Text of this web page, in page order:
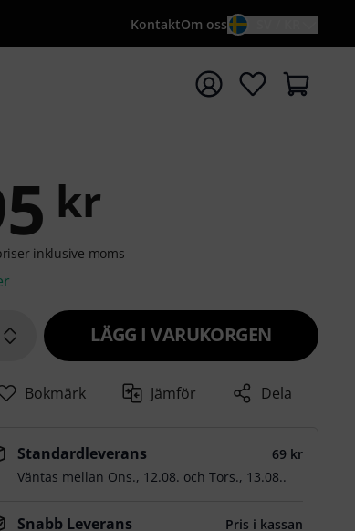
KontaktOm oss
med söktermen {searchTerm}
kr
inklusive moms
LÄGG I VARUKORGEN
Bokmärk Jämför Dela
Standardleverans
69 kr
Väntas mellan Ons., 12.08. ochTors., 13.08..
Snabb Leverans
Pris i kassan